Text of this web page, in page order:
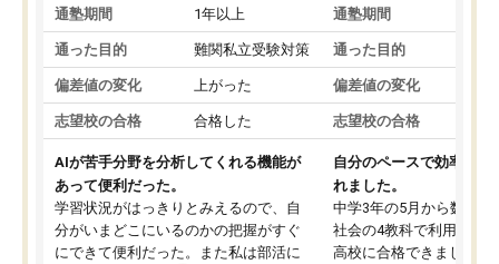
通塾期間 1年以上
通った目的 難関私立受験対策
偏差値の変化 上がった
志望校の合格 合格した
AIが苦手分野を分析してくれる機能が
あって便利だった。
学習状況がはっきりとみえるので、自
分がいまどこにいるのかの把握がすぐ
にできて便利だった。また私は部活に
通塾期間
通った目的
偏差値の変化
志望校の合格
自分のペースで効率よく
れました。
中学3年の5月から数学・
社会の4教科で利用し、
高校に合格できました。